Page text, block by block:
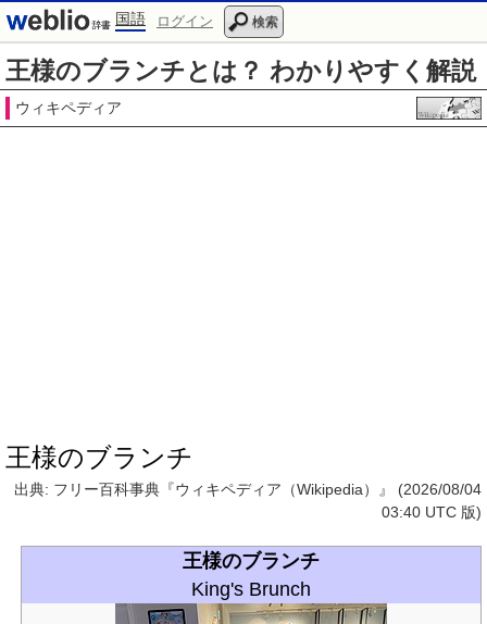
国語 ログイン 検索
王様のブランチとは？ わかりやすく解説
ウィキペディア
王様のブランチ
出典: フリー百科事典『ウィキペディア（Wikipedia）』 (2026/08/04
03:40 UTC 版)
王様のブランチ
King's Brunch